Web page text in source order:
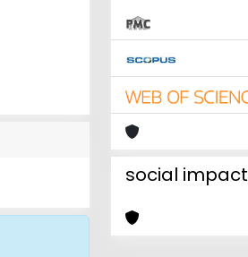
social impact